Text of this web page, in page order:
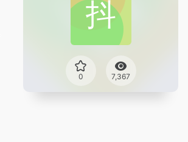
0 7,367